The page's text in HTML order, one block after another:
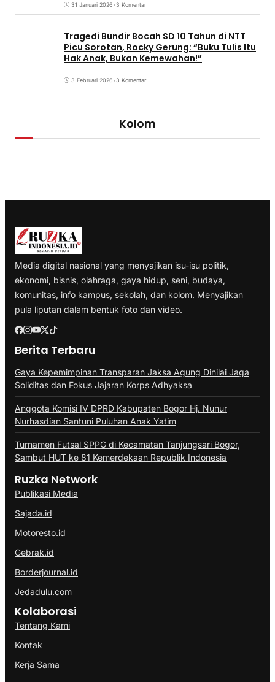
31 Januari 2026•3 Komentar
Tragedi Bundir Bocah SD 10 Tahun di NTT
Picu Sorotan, Rocky Gerung: “Buku Tulis Itu
Hak Anak, Bukan Kemewahan!”
3 Februari 2026•3 Komentar
Kolom
Media digital nasional yang menyajikan isu-isu politik,
ekonomi, bisnis, olahraga, gaya hidup, seni, budaya,
komunitas, info kampus, sekolah, dan kolom. Menyajikan
pula liputan dalam bentuk foto dan video.
Berita Terbaru
Gaya Kepemimpinan Transparan Jaksa Agung Dinilai Jaga
Soliditas dan Fokus Jajaran Korps Adhyaksa
Anggota Komisi IV DPRD Kabupaten Bogor Hj. Nunur
Nurhasdian Santuni Puluhan Anak Yatim
Turnamen Futsal SPPG di Kecamatan Tanjungsari Bogor,
Sambut HUT ke 81 Kemerdekaan Republik Indonesia
Ruzka Network
Publikasi Media
Sajada.id
Motoresto.id
Gebrak.id
Borderjournal.id
Jedadulu.com
Kolaborasi
Tentang Kami
Kontak
Kerja Sama